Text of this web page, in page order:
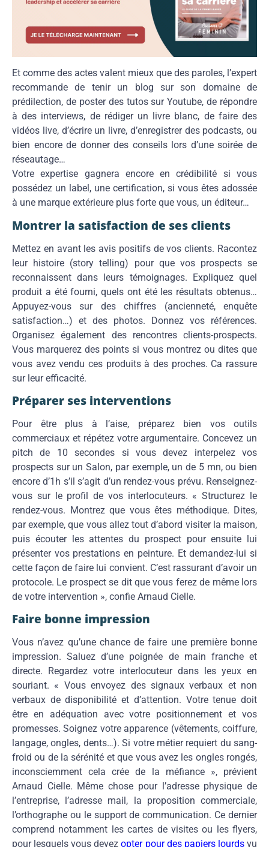
Et comme des actes valent mieux que des paroles, l’expert
recommande de tenir un blog sur son domaine de
prédilection, de poster des tutos sur Youtube, de répondre
à des interviews, de rédiger un livre blanc, de faire des
vidéos live, d’écrire un livre, d’enregistrer des podcasts, ou
bien encore de donner des conseils lors d’une soirée de
réseautage…
Votre expertise gagnera encore en crédibilité si vous
possédez un label, une certification, si vous êtes adossée
à une marque extérieure plus forte que vous, un éditeur…
Montrer la satisfaction de ses clients
Mettez en avant les avis positifs de vos clients. Racontez
leur histoire (story telling) pour que vos prospects se
reconnaissent dans leurs témoignages. Expliquez quel
produit a été fourni, quels ont été les résultats obtenus…
Appuyez-vous sur des chiffres (ancienneté, enquête
satisfaction…) et des photos. Donnez vos références.
Organisez également des rencontres clients-prospects.
Vous marquerez des points si vous montrez ou dites que
vous avez vendu ces produits à des proches. Ca rassure
sur leur efficacité.
Préparer ses interventions
Pour être plus à l’aise, préparez bien vos outils
commerciaux et répétez votre argumentaire. Concevez un
pitch de 10 secondes si vous devez interpelez vos
prospects sur un Salon, par exemple, un de 5 mn, ou bien
encore d’1h s’il s’agit d’un rendez-vous prévu. Renseignez-
vous sur le profil de vos interlocuteurs. « Structurez le
rendez-vous. Montrez que vous êtes méthodique. Dites,
par exemple, que vous allez tout d’abord visiter la maison,
puis écouter les attentes du prospect pour ensuite lui
présenter vos prestations en peinture. Et demandez-lui si
cette façon de faire lui convient. C’est rassurant d’avoir un
protocole. Le prospect se dit que vous ferez de même lors
de votre intervention », confie Arnaud Cielle.
Faire bonne impression
Vous n’avez qu’une chance de faire une première bonne
impression. Saluez d’une poignée de main franche et
directe. Regardez votre interlocuteur dans les yeux en
souriant. « Vous envoyez des signaux verbaux et non
verbaux de disponibilité et d’attention. Votre tenue doit
être en adéquation avec votre positionnement et vos
promesses. Soignez votre apparence (vêtements, coiffure,
langage, ongles, dents…). Si votre métier requiert du sang-
froid ou de la sérénité et que vous avez les ongles rongés,
inconsciemment cela crée de la méfiance », prévient
Arnaud Cielle. Même chose pour l’adresse physique de
l’entreprise, l’adresse mail, la proposition commerciale,
l’orthographe ou le support de communication. Ce dernier
comprend notamment les cartes de visites ou les flyers,
pour lesquels vous devezopter pour des papiers lourdsvu